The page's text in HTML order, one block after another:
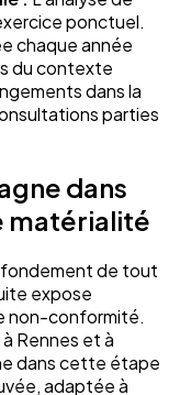
ponctuel.
chaque année
du contexte
dans la
parties
dans
matérialité
fondement de tout
expose
non-conformité.
Rennes et à
dans cette étape
adaptée à